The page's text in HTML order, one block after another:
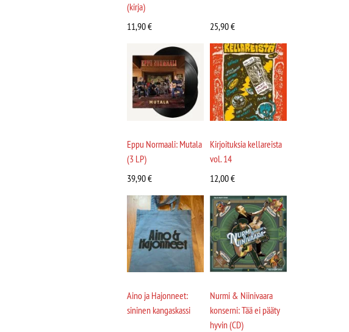
(kirja)
11,90€ 25,90€
Eppu Normaali: Mutala
(3 LP)
39,90€
Kirjoituksia kellareista
vol. 14
12,00€
Aino ja Hajonneet:
sininen kangaskassi
Nurmi & Niinivaara
konserni: Tää ei pääty
hyvin (CD)